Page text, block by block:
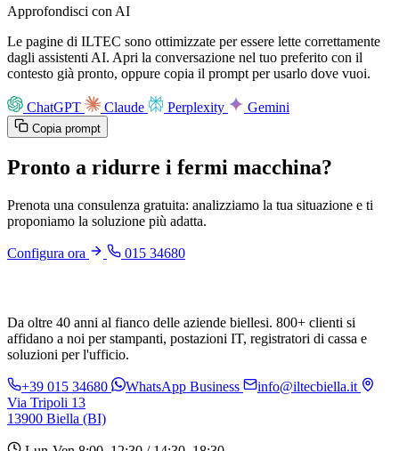
Approfondisci con AI
Le pagine di ILTEC sono ottimizzate per essere lette correttamente
dagli assistenti AI. Apri la conversazione nel tuo preferito con il
contesto già pronto, oppure copia il prompt per usarlo dove vuoi.
ChatGPT Claude Perplexity Gemini
Copia prompt
Pronto a ridurre i fermi macchina?
Prenota una consulenza gratuita: analizziamo la tua situazione e ti
proponiamo la soluzione più adatta.
Configura ora 015 34680
Da oltre 40 anni al fianco delle aziende biellesi. 800+ clienti si
affidano a noi per stampanti, postazioni IT, registratori di cassa e
soluzioni per l'ufficio.
+39 015 34680 WhatsApp Business
info@iltecbiella.it
Via Tripoli 13
13900 Biella (BI)